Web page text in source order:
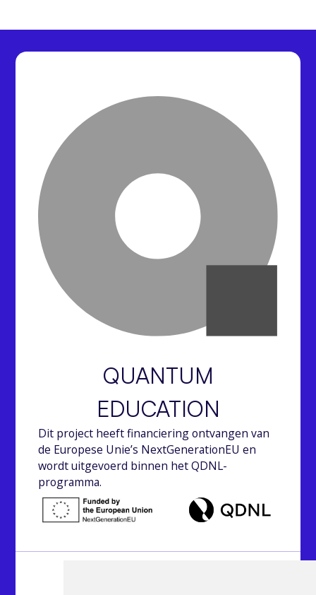
QUANTUM
EDUCATION
Dit project heeft financiering ontvangen van
de Europese Unie’s NextGenerationEU en
wordt uitgevoerd binnen het QDNL-
programma.